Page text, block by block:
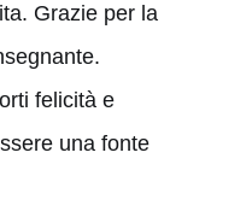
Grazie per la
felicità e
una fonte